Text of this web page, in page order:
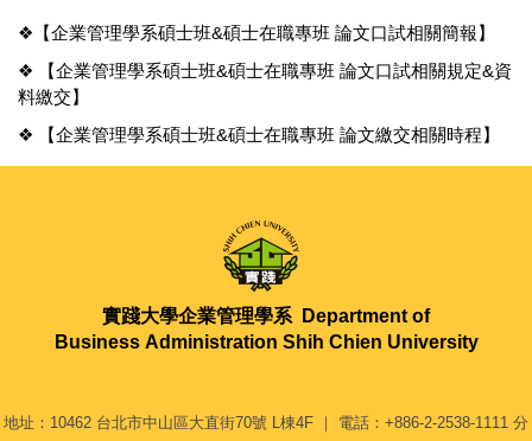
❖【企業管理學系碩士班&碩士在職專班 論文口試相關簡報】
❖ 【企業管理學系碩士班&碩士在職專班 論文口試相關規定&資
料繳交】
❖ 【企業管理學系碩士班&碩士在職專班 論文繳交相關時程】
實踐大學企業管理學系
Department of
Business Administration Shih Chien University
地址：10462 台北市中山區大直街70號 L棟4F ｜ 電話：+886-2-2538-1111 分